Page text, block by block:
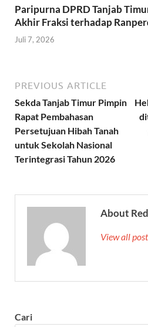
Paripurna DPRD Tanjab
Akhir Fraksi terhadap
Juli 7, 2026
PREVIOUS ARTICLE
Sekda Tanjab Timur Pimpin
Rapat Pembahasan
Persetujuan Hibah Tanah
untuk Sekolah Nasional
Terintegrasi Tahun 2026
About
View all
Cari